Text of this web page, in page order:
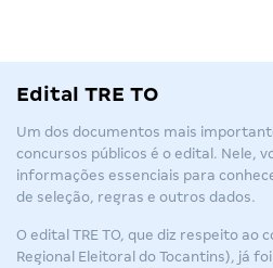
Edital TRE TO
Um dos documentos mais
concursos públicos é o edital. Nele,
informações essenciais para
de seleção, regras e outros dados.
O edital TRE TO, que diz respeito ao
Regional Eleitoral do Tocantins), já